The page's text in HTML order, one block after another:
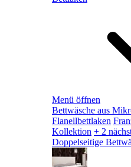
Menü öffnen
Bettwäsche aus
Flanellbettlaken
Kollektion + 2
Doppelseitige